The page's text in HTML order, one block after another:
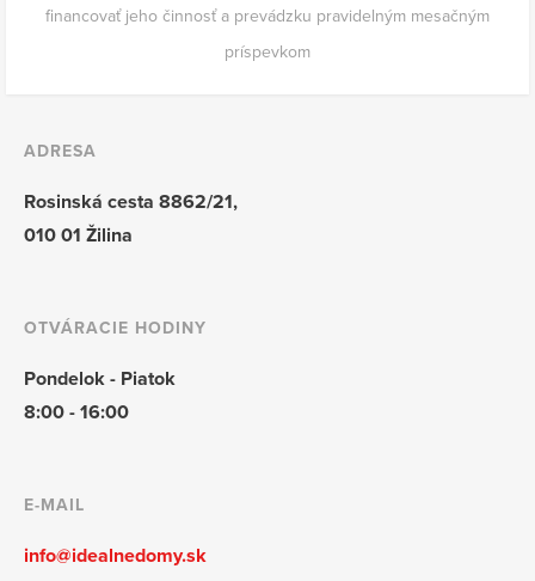
financovať jeho činnosť a prevádzku pravidelným mesačným
príspevkom
ADRESA
Rosinská cesta 8862/21,
010 01 Žilina
OTVÁRACIE HODINY
Pondelok - Piatok
8:00 - 16:00
E-MAIL
info@idealnedomy.sk